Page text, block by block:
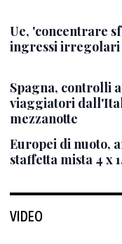
Ue, 'concentrare
ingressi irregolari
Spagna, controlli
viaggiatori
mezzanotte
Europei di nuoto,
staffetta mista 4 x
VIDEO